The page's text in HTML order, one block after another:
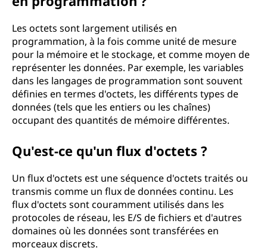
Les octets sont largement utilisés en
programmation, à la fois comme unité de mesure
pour la mémoire et le stockage, et comme moyen de
représenter les données. Par exemple, les variables
dans les langages de programmation sont souvent
définies en termes d'octets, les différents types de
données (tels que les entiers ou les chaînes)
occupant des quantités de mémoire différentes.
Qu'est-ce qu'un flux d'octets ?
Un flux d'octets est une séquence d'octets traités ou
transmis comme un flux de données continu. Les
flux d'octets sont couramment utilisés dans les
protocoles de réseau, les E/S de fichiers et d'autres
domaines où les données sont transférées en
morceaux discrets.